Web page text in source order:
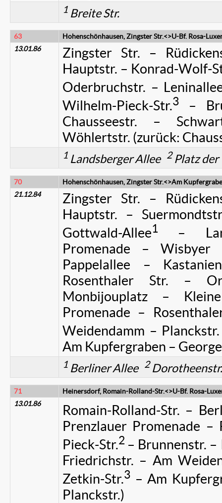
1 Breite Str.
63
Hohenschönhausen, Zingster Str.<>U-Bf. Rosa-
13.01.86
Zingster Str. –
Hauptstr. – Konrad-Wolf-
Oderbruchstr. –
Wilhelm-Pieck-Str.3 –
Chausseestr. –
Wöhlertstr. (zurück:
1 Landsberger Allee 2Platz
70
Hohenschönhausen, Zingster Str.<>Am
21.12.84
Zingster Str. –
Hauptstr. –
Gottwald-Allee1 –
Promenade –
Pappelallee –
Rosenthaler Str. –
Monbijouplatz –
Promenade –
Weidendamm –
Am Kupfergraben –
1 Berliner Allee 2Dorotheenstr.
71
Heinersdorf, Romain-Rolland-Str.<>U-Bf. Rosa-
13.01.86
Romain-Rolland-Str. –
Prenzlauer Promenade
Pieck-Str.2 – Brunnenstr. –
Friedrichstr. – Am
Zetkin-Str.3 – Am
Planckstr.)